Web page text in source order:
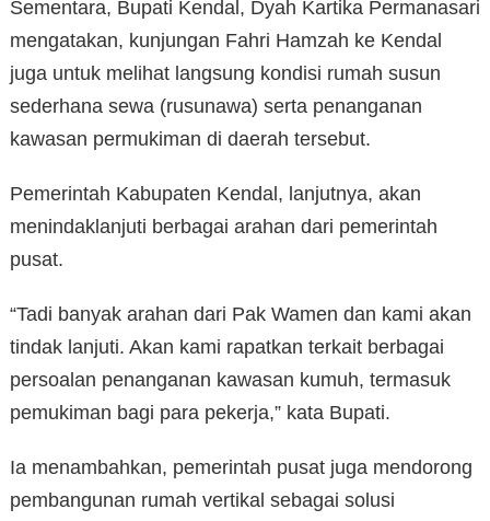
Sementara, Bupati Kendal, Dyah Kartika Permanasari
mengatakan, kunjungan Fahri Hamzah ke Kendal
juga untuk melihat langsung kondisi rumah susun
sederhana sewa (rusunawa) serta penanganan
kawasan permukiman di daerah tersebut.
Pemerintah Kabupaten Kendal, lanjutnya, akan
menindaklanjuti berbagai arahan dari pemerintah
pusat.
“Tadi banyak arahan dari Pak Wamen dan kami akan
tindak lanjuti. Akan kami rapatkan terkait berbagai
persoalan penanganan kawasan kumuh, termasuk
pemukiman bagi para pekerja,” kata Bupati.
Ia menambahkan, pemerintah pusat juga mendorong
pembangunan rumah vertikal sebagai solusi